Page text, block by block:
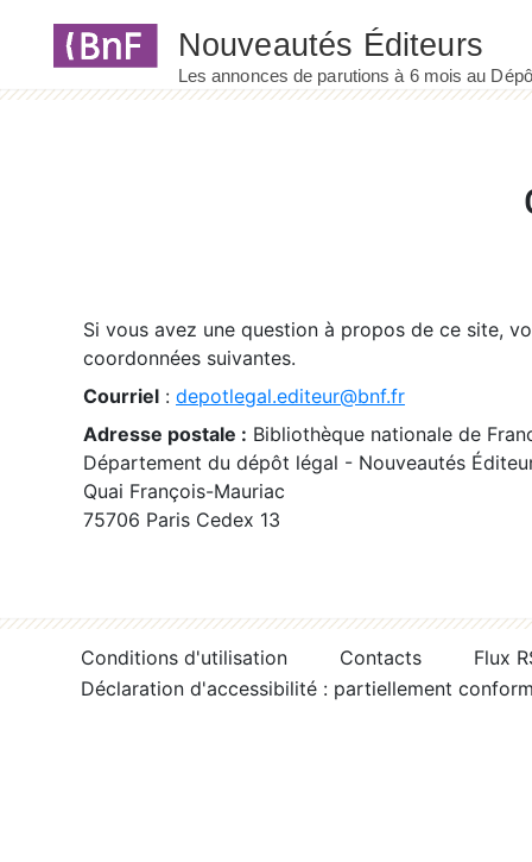
Si vous avez une question à propos de ce site,
coordonnées suivantes.
Courriel : depotlegal.editeur@bnf.fr
Adresse postale : Bibliothèque nationale de
Département du dépôt légal - Nouveautés
Quai François-Mauriac
75706 Paris Cedex 13
Conditions d'utilisation Contacts
Flux
Déclaration d'accessibilité : partiellement